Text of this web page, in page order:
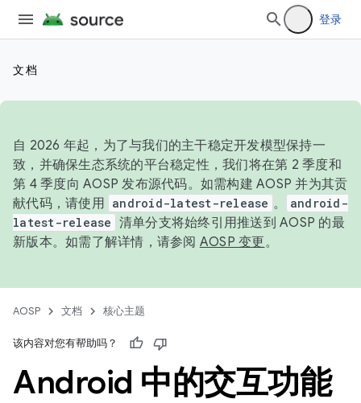
登录
文档
自 2026 年起，为了与我们的主干稳定开发模型保持一
致，并确保生态系统的平台稳定性，我们将在第 2 季度和
第 4 季度向 AOSP 发布源代码。如需构建 AOSP 并为其贡
献代码，请使用 android-latest-release 。
android-
latest-release 清单分支将始终引用推送到 AOSP 的最
新版本。如需了解详情，请参阅 AOSP 变更。
AOSP 文档 核心主题
该内容对您有帮助吗？
Android 中的交互功能